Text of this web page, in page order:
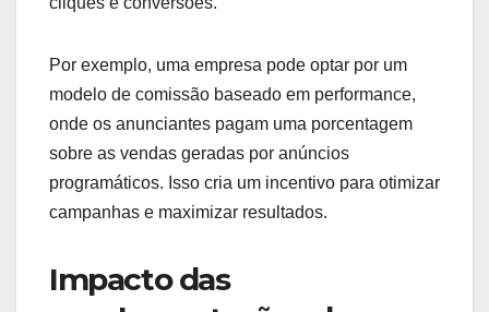
os modelos de comissão, moldando como as
adoção de novas tecnologias e as mudanças nas
regulamentações de privacidade são fatores
cruciais que afetam a eficácia e a aceitação
desses modelos.
Adoção de tecnologia de
anúncios programáticos